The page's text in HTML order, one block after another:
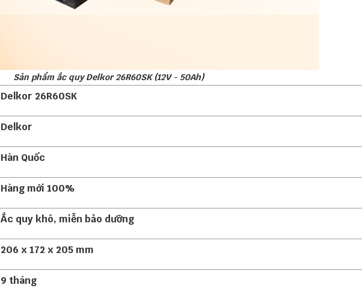
Sản phẩm ắc quy Delkor 26R60SK (12V - 50Ah)
Delkor 26R60SK
Delkor
Hàn Quốc
Hàng mới 100%
Ắc quy khô, miễn bảo dưỡng
206 x 172 x 205 mm
9 tháng